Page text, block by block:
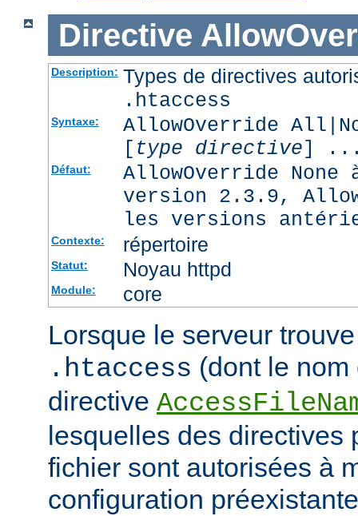
Directive
Description: Types de directives
.htaccess
Syntaxe:
AllowOverride
[ type directive]
Défaut:
AllowOverride
version 2.3.9,
les versions
Contexte: répertoire
Statut: Noyau httpd
Module: core
Lorsque le serveur
.htaccess (dont le
directive
lesquelles des directives
fichier sont autorisées à
configuration